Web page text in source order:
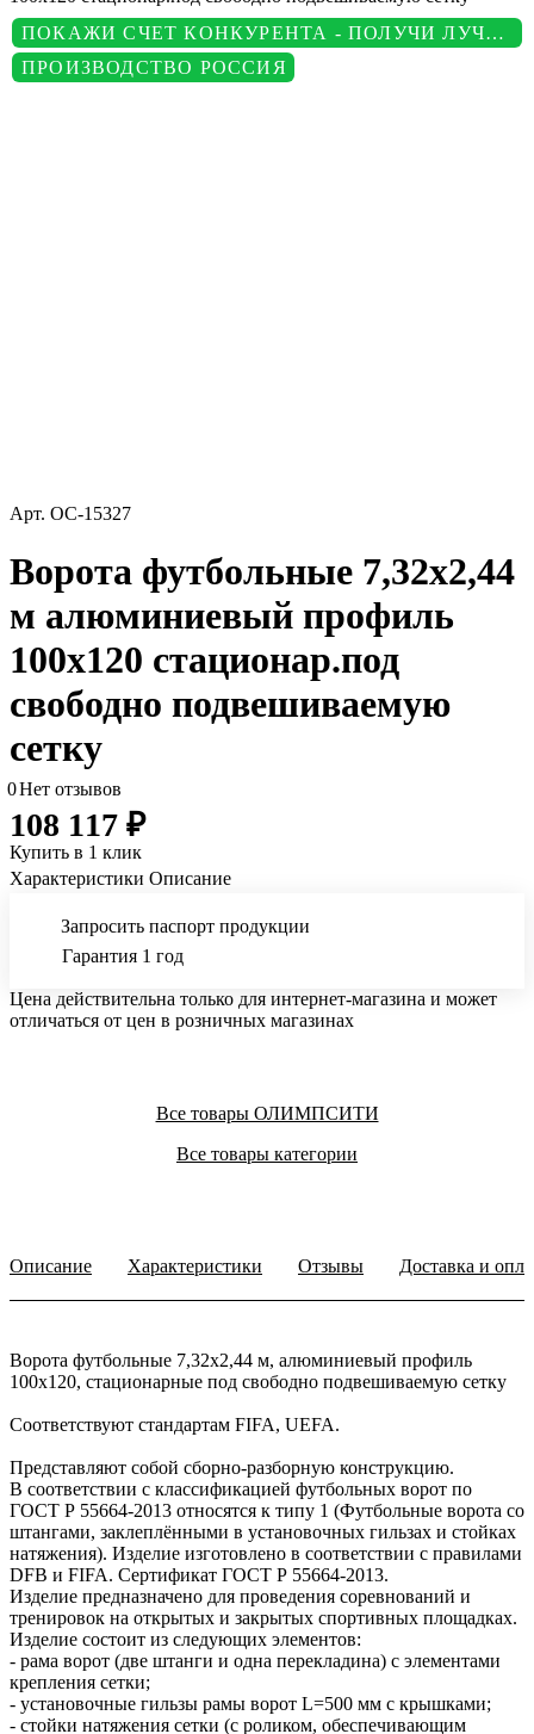
ПОКАЖИ СЧЕТ КОНКУРЕНТА - ПОЛУЧИ ЛУЧШУЮ ЦЕНУ
ПРОИЗВОДСТВО РОССИЯ
Арт. ОС-15327
Ворота футбольные 7,32х2,44
м алюминиевый профиль
100х120 стационар.под
свободно подвешиваемую
сетку
0Нет отзывов
108 117 ₽
Купить в 1 клик
Характеристики Описание
Запросить паспорт продукции
Гарантия 1 год
Цена действительна только для интернет-магазина и может
отличаться от цен в розничных магазинах
Все товары ОЛИМПСИТИ
Все товары категории
Описание Характеристики Отзывы Доставка и
Ворота футбольные 7,32х2,44 м, алюминиевый профиль
100х120, стационарные под свободно подвешиваемую сетку
Соответствуют стандартам FIFA, UEFA.
Представляют собой сборно-разборную конструкцию.
В соответствии с классификацией футбольных ворот по
ГОСТ Р 55664-2013 относятся к типу 1 (Футбольные ворота со
штангами, заклеплёнными в установочных гильзах и стойках
натяжения). Изделие изготовлено в соответствии с правилами
DFB и FIFA. Сертификат ГОСТ Р 55664-2013.
Изделие предназначено для проведения соревнований и
тренировок на открытых и закрытых спортивных площадках.
Изделие состоит из следующих элементов:
- рама ворот (две штанги и одна перекладина) с элементами
крепления сетки;
- установочные гильзы рамы ворот L=500 мм с крышками;
- стойки натяжения сетки (с роликом, обеспечивающим